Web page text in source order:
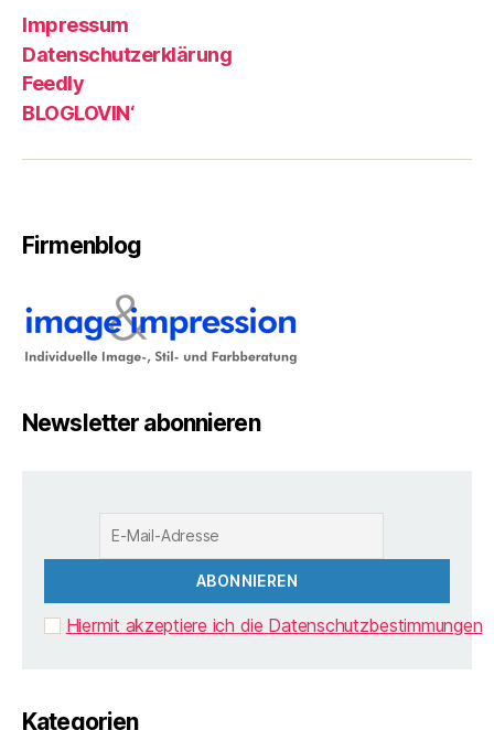
Impressum
Datenschutzerklärung
Feedly
BLOGLOVIN‘
Firmenblog
Newsletter abonnieren
Hiermit akzeptiere ich die Datenschutzbestimmungen
Kategorien